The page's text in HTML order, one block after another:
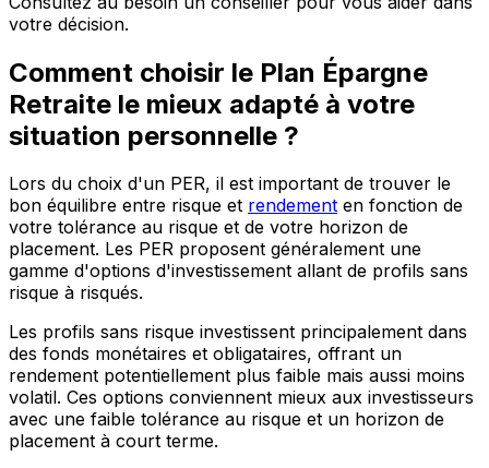
votre décision.
Comment choisir le Plan Épargne
Retraite le mieux adapté à votre
situation personnelle ?
Lors du choix d'un PER, il est important de trouver le
bon équilibre entre risque et rendement en fonction de
votre tolérance au risque et de votre horizon de
placement. Les PER proposent généralement une
gamme d'options d'investissement allant de profils sans
risque à risqués.
Les profils sans risque investissent principalement dans
des fonds monétaires et obligataires, offrant un
rendement potentiellement plus faible mais aussi moins
volatil. Ces options conviennent mieux aux investisseurs
avec une faible tolérance au risque et un horizon de
placement à court terme.